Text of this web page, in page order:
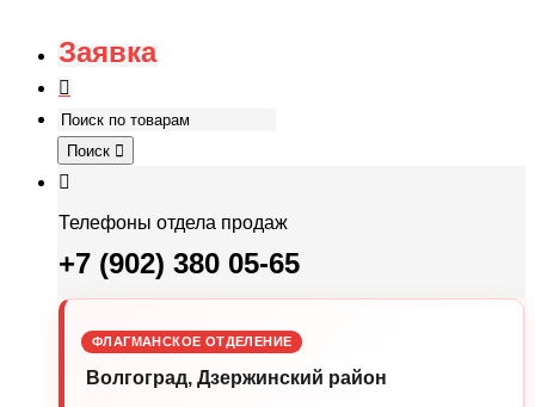
Заявка
Поиск
Телефоны отдела продаж
+7 (902) 380 05-65
ФЛАГМАНСКОЕ ОТДЕЛЕНИЕ
Волгоград, Дзержинский район